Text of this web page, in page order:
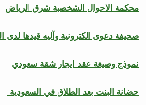
محكمة الاحوال الشخصية شرق الرياض
صحيفة دعوى الكترونية وآليه قيدها لدى
نموذج وصيغة عقد ايجار شقة سعودي
حضانة البنت بعد الطلاق في السعودية